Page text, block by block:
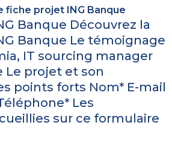
fiche projet ING Banque
Banque Découvrez la
Banque Le témoignage
IT sourcing manager
Le projet et son
points forts Nom* E-mail
Les
sur ce formulaire